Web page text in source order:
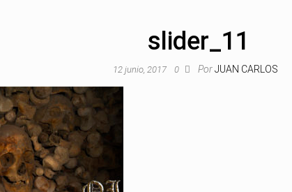
slider_11
12 junio, 2017 0 Por JUAN CARLOS